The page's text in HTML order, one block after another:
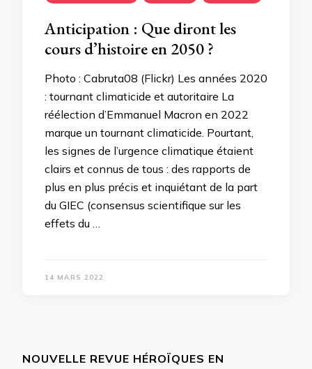
Anticipation : Que diront les
cours d’histoire en 2050 ?
Photo : Cabruta08 (Flickr) Les années 2020
: tournant climaticide et autoritaire La
réélection d’Emmanuel Macron en 2022
marque un tournant climaticide. Pourtant,
les signes de l’urgence climatique étaient
clairs et connus de tous : des rapports de
plus en plus précis et inquiétant de la part
du GIEC (consensus scientifique sur les
effets du …
14 MARS 2022
NOUVELLE REVUE HÉROÏQUES EN